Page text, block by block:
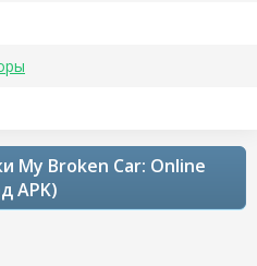
My Broken Car: Online
APK)